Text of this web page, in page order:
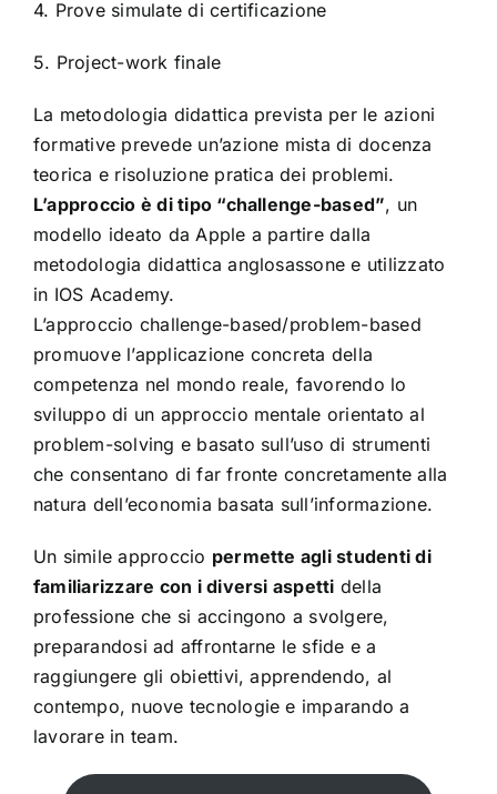
4. Prove simulate di certificazione
5. Project-work finale
La metodologia didattica prevista per le azioni
formative prevede un’azione mista di docenza
teorica e risoluzione pratica dei problemi.
L’approccio è di tipo “challenge-based”, un
modello ideato da Apple a partire dalla
metodologia didattica anglosassone e utilizzato
in IOS Academy.
L’approccio challenge-based/problem-based
promuove l’applicazione concreta della
competenza nel mondo reale, favorendo lo
sviluppo di un approccio mentale orientato al
problem-solving e basato sull’uso di strumenti
che consentano di far fronte concretamente alla
natura dell’economia basata sull’informazione.
Un simile approccio permette agli studenti di
familiarizzare con i diversi aspetti della
professione che si accingono a svolgere,
preparandosi ad affrontarne le sfide e a
raggiungere gli obiettivi, apprendendo, al
contempo, nuove tecnologie e imparando a
lavorare in team.